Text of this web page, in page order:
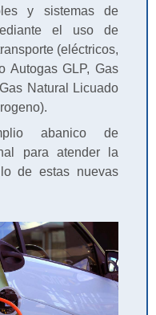
y sistemas de
el uso de
(eléctricos,
Autogas GLP, Gas
Natural Licuado
abanico de
para atender la
de estas nuevas